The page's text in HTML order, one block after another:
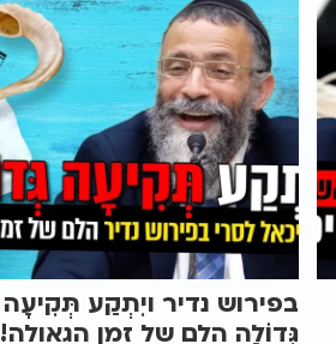
בפירוש נדיר ויִתְקַע תְּקִיעָה
גְּדוֹלָה הלם של זמן הגאולה!